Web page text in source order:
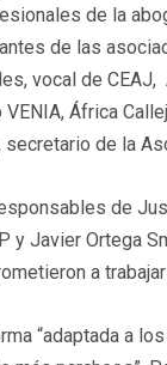
de la
de las
vocal de
África
secretario de la
de
y Javier Ortega
a
“adaptada a